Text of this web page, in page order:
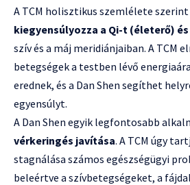
A TCM holisztikus szemlélete szerint
kiegyensúlyozza a Qi-t (életerő)
szív és a máj meridiánjaiban. A TCM
betegségek a testben lévő
erednek, és a Dan Shen segíthet
egyensúlyt.
A Dan Shen egyik legfontosabb
vérkeringés javítása. A TCM úgy
stagnálása számos egészségügyi
beleértve a szívbetegségeket, a